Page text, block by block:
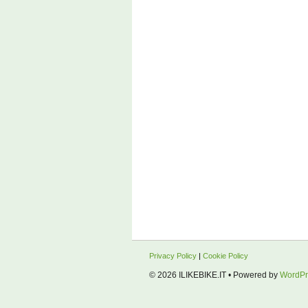
Privacy Policy Cookie Policy
© 2026 ILIKEBIKE.IT • Powered by